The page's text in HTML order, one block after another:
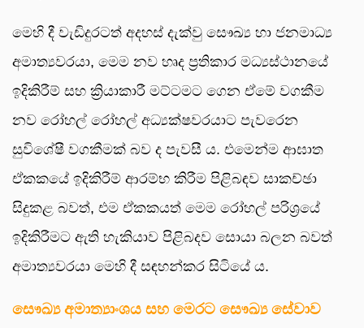
මෙහි දී වැඩිදුරටත් අදහස් දැක්වු සෞඛ්‍ය හා ජනමාධ්‍ය
අමාත්‍යවරයා, මෙම නව හෘද ප්‍රතිකාර මධ්‍යස්ථානයේ
ඉදිකිරීම් සහ ක්‍රියාකාරී මට්ටමට ගෙන ඒමේ වගකීම
නව රෝහල් රෝහල් අධ්‍යක්ෂවරයාට පැවරෙන
සුවිශේෂී වගකීමක් බව ද පැවසී ය. එමෙන්ම ආඝාත
ඒකකයේ ඉදිකිරීම් ආරම්භ කිරීම පිළිබඳව සාකච්ඡා
සිදුකළ බවත්, එම ඒකකයත් මෙම රෝහල් පරිශ්‍රයේ
ඉදිකිරීමට ඇති හැකියාව පිළිබදව සොයා බලන බවත්
අමාත්‍යවරයා මෙහි දී සඳහන්කර සිටියේ ය.
සෞඛ්‍ය අමාත්‍යාංශය සහ මෙරට සෞඛ්‍ය සේවාව